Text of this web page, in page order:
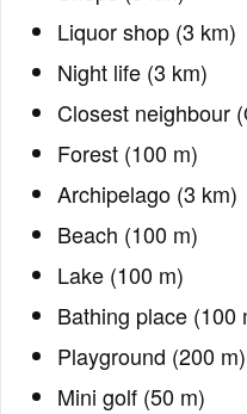
Liquor shop (3 km)
Night life (3 km)
Closest neighbour
Forest (100 m)
Archipelago (3 km)
Beach (100 m)
Lake (100 m)
Bathing place (100
Playground (200 m)
Mini golf (50 m)